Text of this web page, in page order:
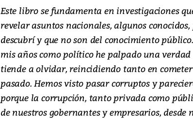
Este libro se fundamenta en investigaciones
revelar asuntos nacionales, algunos
descubrí y que no son del conocimiento
mis años como político he palpado una
tiende a olvidar, reincidiendo tanto en
pasado. Hemos visto pasar corruptos y
porque la corrupción, tanto privada como
de nuestros gobernantes y empresarios, desde